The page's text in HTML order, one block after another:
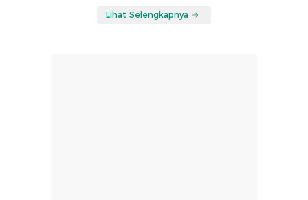
Lihat Selengkapnya